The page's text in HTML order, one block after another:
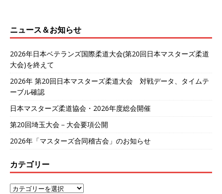
ニュース＆お知らせ
2026年日本ベテランズ国際柔道大会(第20回日本マスターズ柔道
大会)を終えて
2026年 第20回日本マスターズ柔道大会 対戦データ、タイムテ
ーブル確認
日本マスターズ柔道協会・2026年度総会開催
第20回埼玉大会－大会要項公開
2026年「マスターズ合同稽古会」のお知らせ
カテゴリー